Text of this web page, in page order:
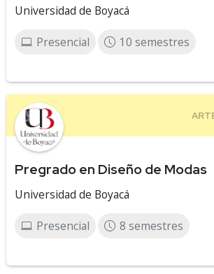
Universidad de Boyacá
Presencial 10 semestres
Pregrado en Diseño de Modas
Universidad de Boyacá
Presencial 8 semestres